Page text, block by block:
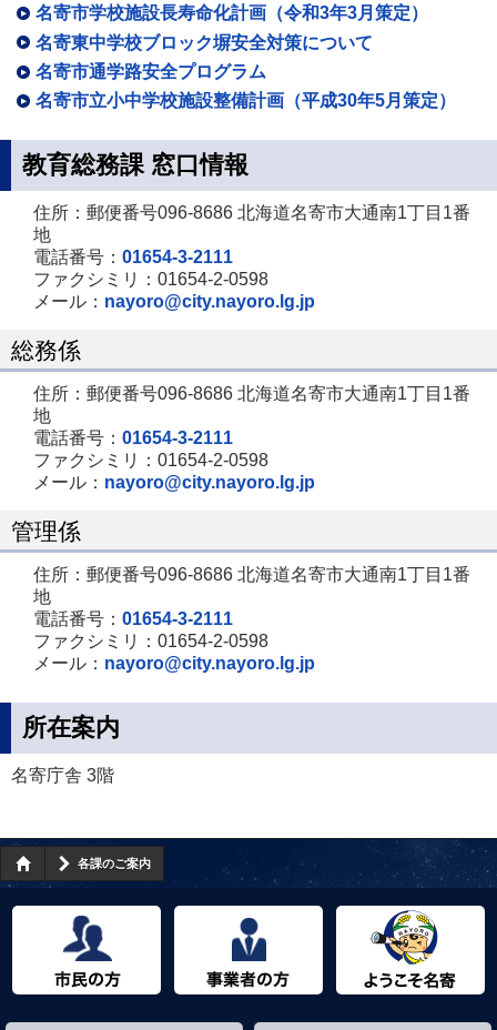
名寄市学校施設長寿命化計画（令和3年3月策定）
名寄東中学校ブロック塀安全対策について
名寄市通学路安全プログラム
名寄市立小中学校施設整備計画（平成30年5月策定）
教育総務課 窓口情報
住所：郵便番号096-8686 北海道名寄市大通南1丁目1番
地
電話番号： 01654-3-2111
ファクシミリ：01654-2-0598
メール： nayoro@city.nayoro.lg.jp
総務係
住所：郵便番号096-8686 北海道名寄市大通南1丁目1番
地
電話番号： 01654-3-2111
ファクシミリ：01654-2-0598
メール： nayoro@city.nayoro.lg.jp
管理係
住所：郵便番号096-8686 北海道名寄市大通南1丁目1番
地
電話番号： 01654-3-2111
ファクシミリ：01654-2-0598
メール： nayoro@city.nayoro.lg.jp
所在案内
名寄庁舎 3階
各課のご案内